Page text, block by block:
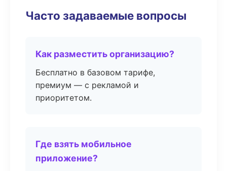
Часто задаваемые вопросы
Как разместить организацию?
Бесплатно в базовом тарифе,
премиум — с рекламой и
приоритетом.
Где взять мобильное
приложение?